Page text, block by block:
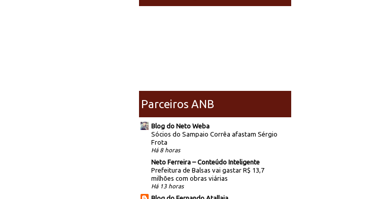
Parceiros ANB
Blog do Neto Weba
Sócios do Sampaio Corrêa afastam Sérgio
Frota
Há 8 horas
Neto Ferreira – Conteúdo Inteligente
Prefeitura de Balsas vai gastar R$ 13,7
milhões com obras viárias
Há 13 horas